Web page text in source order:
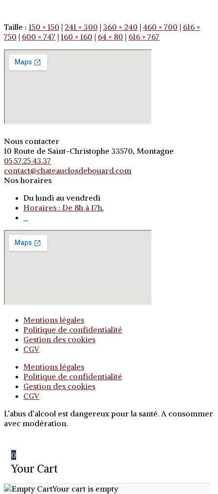
Taille : 150 × 150 | 241 × 300 | 360 × 240 | 460 × 700 | 616 ×
750 | 600 × 747 | 160 × 160 | 64 × 80 | 616 × 767
Nous contacter
10 Route de Saint-Christophe 33570, Montagne
05.57.25.43.37
contact@chateauclosdebouard.com
Nos horaires
Du lundi au vendredi
Horaires : De 8h à 17h.
Mentions légales
Politique de confidentialité
Gestion des cookies
CGV
Mentions légales
Politique de confidentialité
Gestion des cookies
CGV
L’abus d’alcool est dangereux pour la santé. A consommer
avec modération.
0
Your Cart
Your cart is empty